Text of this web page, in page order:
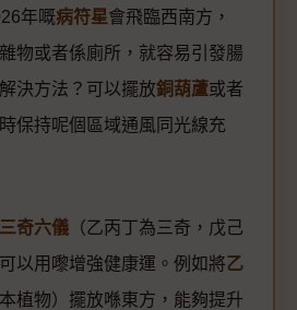
年嘅病符星會飛臨西南方，
物或者係廁所，就容易引發腸
決方法？可以擺放銅葫蘆或者
保持呢個區域通風同光線充
三奇六儀 （乙丙丁為三奇，戊己
以用嚟增強健康運。例如將乙
植物）擺放喺東方，能夠提升